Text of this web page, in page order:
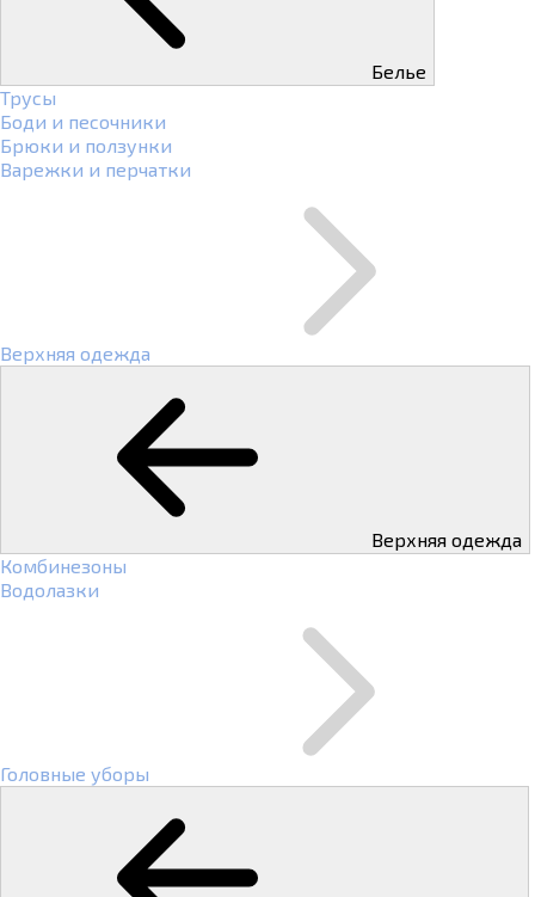
Белье
Трусы
Боди и песочники
Брюки и ползунки
Варежки и перчатки
Верхняя одежда
Верхняя одежда
Комбинезоны
Водолазки
Головные уборы